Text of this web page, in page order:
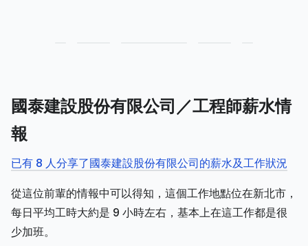
國泰建設股份有限公司／工程師薪水情
報
已有 8 人分享了國泰建設股份有限公司的薪水及工作狀況
從這位前輩的情報中可以得知，這個工作地點位在新北市，
每日平均工時大約是 9 小時左右，基本上在這工作都是很
少加班。